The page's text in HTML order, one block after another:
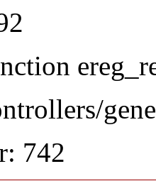
742